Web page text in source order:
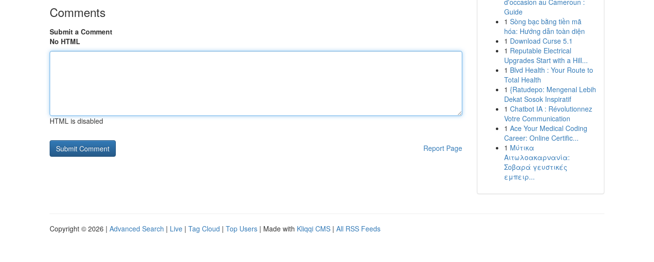
Comments
Submit a Comment
No HTML
HTML is disabled
Report Page
d'occasion au Cameroun :
Guide
1 Sòng bạc bằng tiền mã
hóa: Hướng dẫn toàn diện
1 Download Curse 5.1
1 Reputable Electrical
Upgrades Start with a Hill...
1 Blvd Health : Your Route to
Total Health
1 {Ratudepo: Mengenal Lebih
Dekat Sosok Inspiratif
1 Chatbot IA : Révolutionnez
Votre Communication
1 Ace Your Medical Coding
Career: Online Certific...
1 Μύτικα
Αιτωλοακαρνανία:
Σοβαρά γευστικές
εμπειρ...
Copyright © 2026 | Advanced Search | Live | Tag Cloud | Top Users | Made with Kliqqi CMS | All RSS Feeds